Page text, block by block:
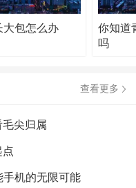
大包怎么办
你知道
吗
查看更多
尖归属
点
机的无限可能